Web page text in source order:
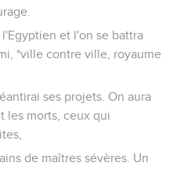
et l'on se battra
*ville contre ville, royaume
ses projets. On aura
les morts, ceux qui
de maîtres sévères. Un